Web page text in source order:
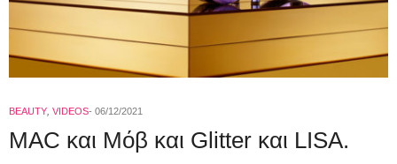
BEAUTY VIDEOS 06/12/2021
MAC και Μόβ και Glitter και LISA.